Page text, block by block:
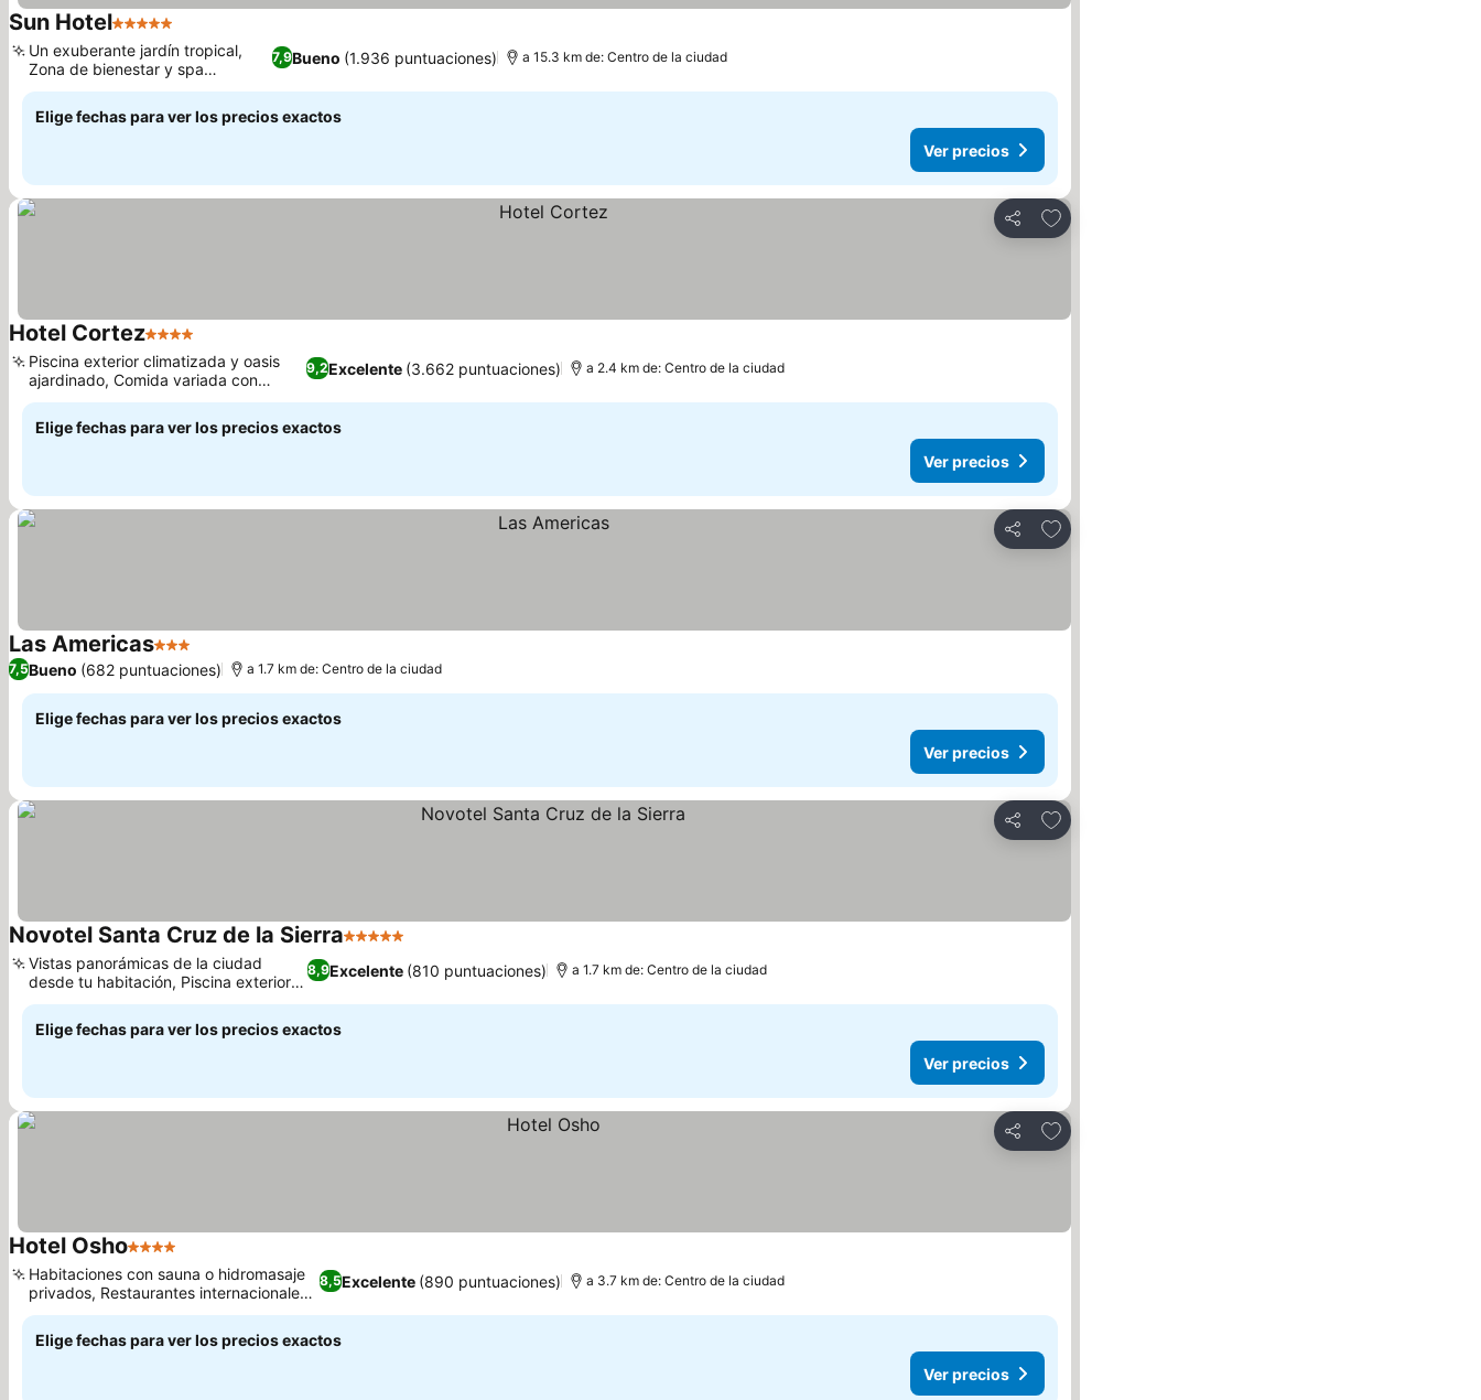
Sun Hotel5 Estrellas
7,9Bueno (1.936 puntuaciones)
Un exuberante jardín tropical,
Zona de bienestar y spa
dedicada
a 15.3 km de: Centro de la ciudad
Elige fechas para ver los precios exactos
Ver precios
Compartir
Agregar a favoritos
Hotel Cortez4 Estrellas
9,2Excelente (3.662 puntuaciones)
Piscina exterior climatizada y oasis
ajardinado, Comida variada con
sabores locales
a 2.4 km de: Centro de la ciudad
Elige fechas para ver los precios exactos
Ver precios
Compartir
Agregar a favoritos
Las Americas3 Estrellas
7,5Bueno (682 puntuaciones) a 1.7 km de: Centro de la ciudad
Elige fechas para ver los precios exactos
Ver precios
Compartir
Agregar a favoritos
Novotel Santa Cruz de la Sierra5 Estrellas
8,9Excelente (810 puntuaciones)
Vistas panorámicas de la ciudad
desde tu habitación, Piscina exterior
estilo playa
a 1.7 km de: Centro de la ciudad
Elige fechas para ver los precios exactos
Ver precios
Compartir
Agregar a favoritos
Hotel Osho4 Estrellas
8,5Excelente (890 puntuaciones)
Habitaciones con sauna o hidromasaje
privados, Restaurantes internacionales
variados
a 3.7 km de: Centro de la ciudad
Elige fechas para ver los precios exactos
Ver precios